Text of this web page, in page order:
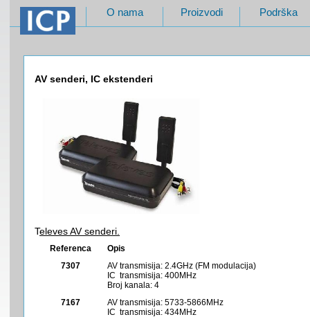
O nama Proizvodi Podrška
AV senderi, IC ekstenderi
Televes AV senderi.
Referenca
Opis
7307
AV transmisija: 2.4GHz (FM modulacija)
IC transmisija: 400MHz
Broj kanala: 4
7167
AV transmisija: 5733-5866MHz
IC transmisija: 434MHz